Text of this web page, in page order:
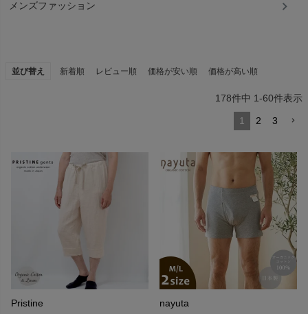
メンズファッション
並び替え 新着順 レビュー順 価格が安い順 価格が高い順
178件中 1-60件表示
1 2 3
Pristine
nayuta